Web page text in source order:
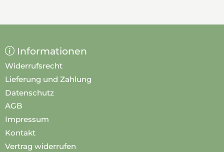
Informationen
Widerrufsrecht
Lieferung und Zahlung
Datenschutz
AGB
Impressum
Kontakt
Vertrag widerrufen